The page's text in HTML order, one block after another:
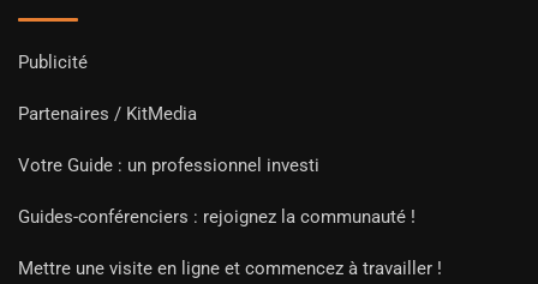
Publicité
Partenaires / KitMedia
Votre Guide : un professionnel investi
Guides-conférenciers : rejoignez la communauté !
Mettre une visite en ligne et commencez à travailler !